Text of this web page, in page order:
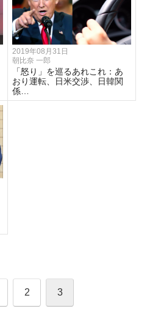
2019年08月31日
朝比奈 一郎
「怒り」を巡るあれこれ：あ
おり運転、日米交渉、日韓関
係…
2 3